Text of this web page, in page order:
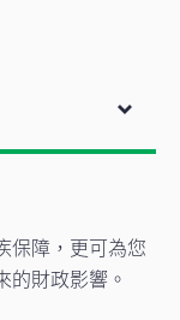
保障，更可為您
的財政影響。